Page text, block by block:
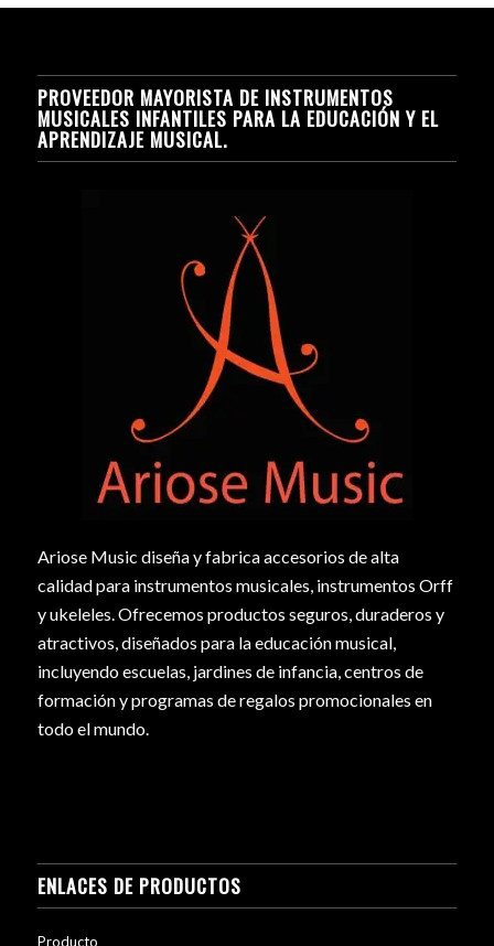
PROVEEDOR MAYORISTA DE INSTRUMENTOS
MUSICALES INFANTILES PARA LA EDUCACIÓN Y EL
APRENDIZAJE MUSICAL.
Ariose Music diseña y fabrica accesorios de alta
calidad para instrumentos musicales, instrumentos Orff
y ukeleles. Ofrecemos productos seguros, duraderos y
atractivos, diseñados para la educación musical,
incluyendo escuelas, jardines de infancia, centros de
formación y programas de regalos promocionales en
todo el mundo.
ENLACES DE PRODUCTOS
Producto